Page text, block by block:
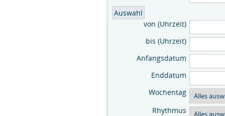
von (Uhrzeit)
bis (Uhrzeit)
Anfangsdatum
Enddatum
Wochentag
Rhythmus